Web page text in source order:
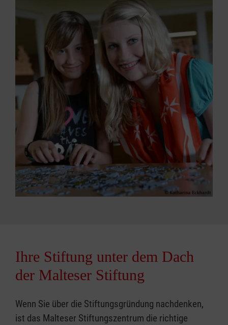
Ihre Stiftung unter dem Dach
der Malteser Stiftung
Wenn Sie über die Stiftungsgründung nachdenken,
ist das Malteser Stiftungszentrum die richtige